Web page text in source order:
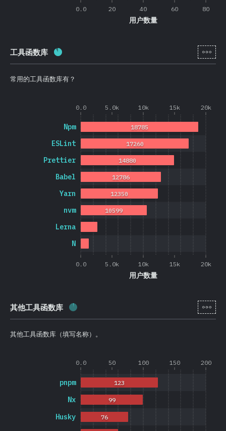
0.0 20 40 60 80
用户数量
工具函数库 完成率: [zh-
常用的工具函数库有？
0.0 5.0k 10k 15k 20k
0.0 5.0k 10k 15k 20k
用户数量
N
Lerna
nvm
Yarn
Babel
Prettier
ESLint
Npm
10599
12350
12786
14880
17260
18785
其他工具函数库 完成率: [zh-
其他工具函数库（填写名称）。
0.0 50 100 150 200
Husky
Nx
pnpm
76
99
123